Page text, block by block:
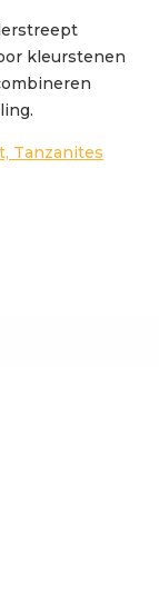
kleurstenen
Tanzanites